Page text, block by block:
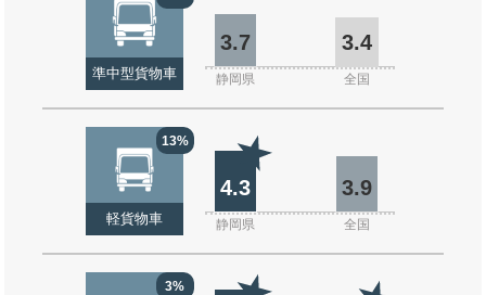
準中型貨物車
3.7 3.4
静岡県 全国
13%
軽貨物車
4.3 3.9
静岡県 全国
3%